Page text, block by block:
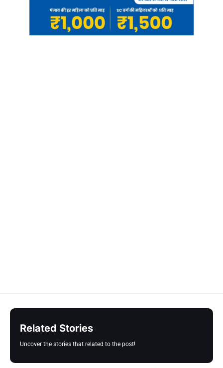
Related Stories
Uncover the stories that related to the post!